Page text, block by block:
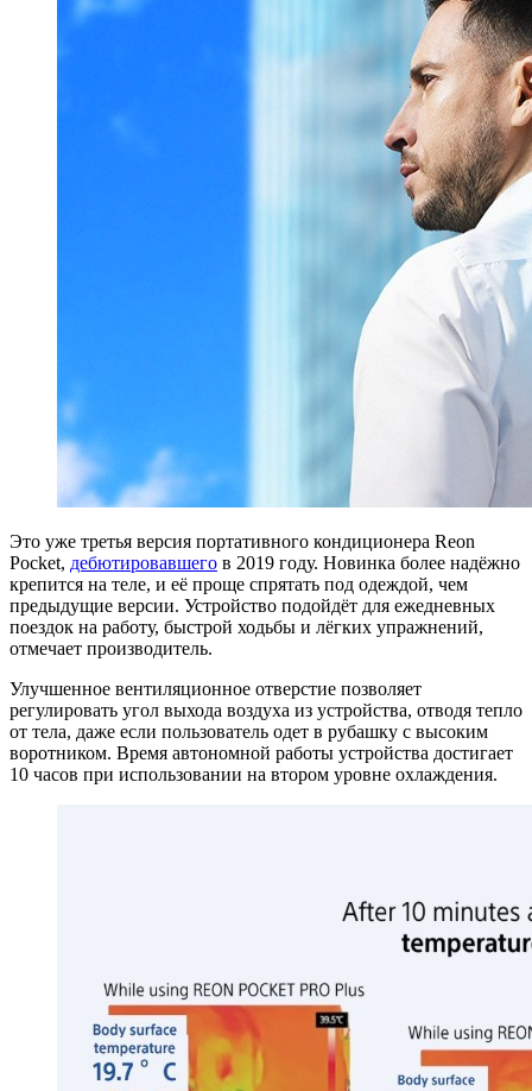
Это уже третья версия портативного кондиционера Reon
Pocket, дебютировавшего в 2019 году. Новинка более надёжно
крепится на теле, и её проще спрятать под одеждой, чем
предыдущие версии. Устройство подойдёт для ежедневных
поездок на работу, быстрой ходьбы и лёгких упражнений,
отмечает производитель.
Улучшенное вентиляционное отверстие позволяет
регулировать угол выхода воздуха из устройства, отводя тепло
от тела, даже если пользователь одет в рубашку с высоким
воротником. Время автономной работы устройства достигает
10 часов при использовании на втором уровне охлаждения.